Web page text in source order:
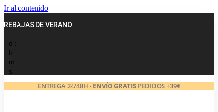
Ir al contenido
REBAJAS DE VERANO:
d :
h :
m :
s
ENTREGA 24/48H - ENVÍO GRATISPEDIDOS +39€